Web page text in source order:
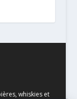
whiskies et